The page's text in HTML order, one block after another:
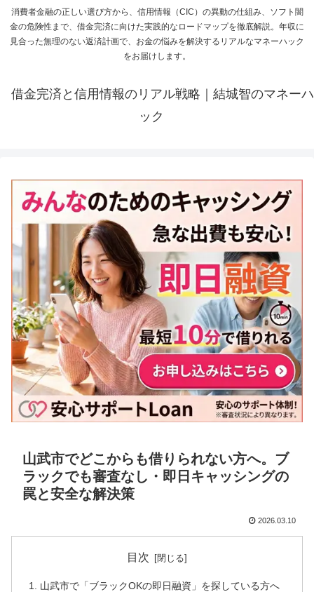
消費者金融の正しい選び方から、信用情報（CIC）の異動の仕組み、ソフト闇
金の危険性まで、借金完済に向けた実践的なロードマップを徹底解説。年収に
見合った無理のない返済計画で、お金の悩みを解決するリアルなマネーハック
をお届けします。
借金完済と信用情報のリアル戦略｜結城智のマネーハ
ック
山武市でどこからも借りられない方へ。ブ
ラックでも審査なし・即日キャッシングの
罠と安全な解決策
2026.03.10
目次
山武市で「ブラックOKの即日融資」を探している方へ